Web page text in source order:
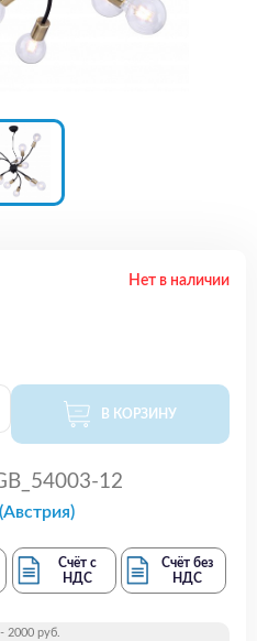
Нет в наличии
В КОРЗИНУ
12
Счёт с
НДС
Счёт без
НДС
2000 руб.